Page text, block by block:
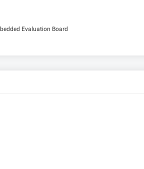
Evaluation Board